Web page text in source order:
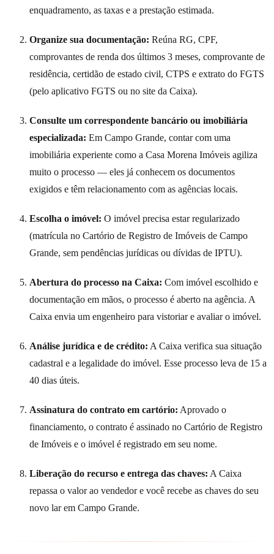
enquadramento, as taxas e a prestação estimada.
Organize sua documentação: Reúna RG, CPF,
comprovantes de renda dos últimos 3 meses, comprovante de
residência, certidão de estado civil, CTPS e extrato do FGTS
(pelo aplicativo FGTS ou no site da Caixa).
Consulte um correspondente bancário ou imobiliária
especializada: Em Campo Grande, contar com uma
imobiliária experiente como a Casa Morena Imóveis agiliza
muito o processo — eles já conhecem os documentos
exigidos e têm relacionamento com as agências locais.
Escolha o imóvel: O imóvel precisa estar regularizado
(matrícula no Cartório de Registro de Imóveis de Campo
Grande, sem pendências jurídicas ou dívidas de IPTU).
Abertura do processo na Caixa: Com imóvel escolhido e
documentação em mãos, o processo é aberto na agência. A
Caixa envia um engenheiro para vistoriar e avaliar o imóvel.
Análise jurídica e de crédito: A Caixa verifica sua situação
cadastral e a legalidade do imóvel. Esse processo leva de 15 a
40 dias úteis.
Assinatura do contrato em cartório: Aprovado o
financiamento, o contrato é assinado no Cartório de Registro
de Imóveis e o imóvel é registrado em seu nome.
Liberação do recurso e entrega das chaves: A Caixa
repassa o valor ao vendedor e você recebe as chaves do seu
novo lar em Campo Grande.